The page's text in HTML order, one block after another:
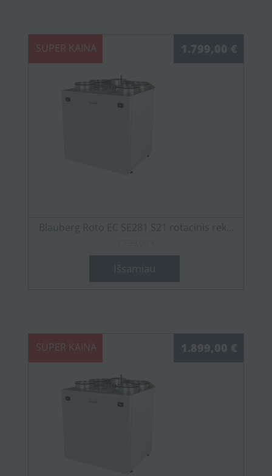
SUPER KAINA 1.799,00 €
Blauberg Roto EC SE281 S21 rotacinis rek...
Išsamiau
SUPER KAINA 1.899,00 €